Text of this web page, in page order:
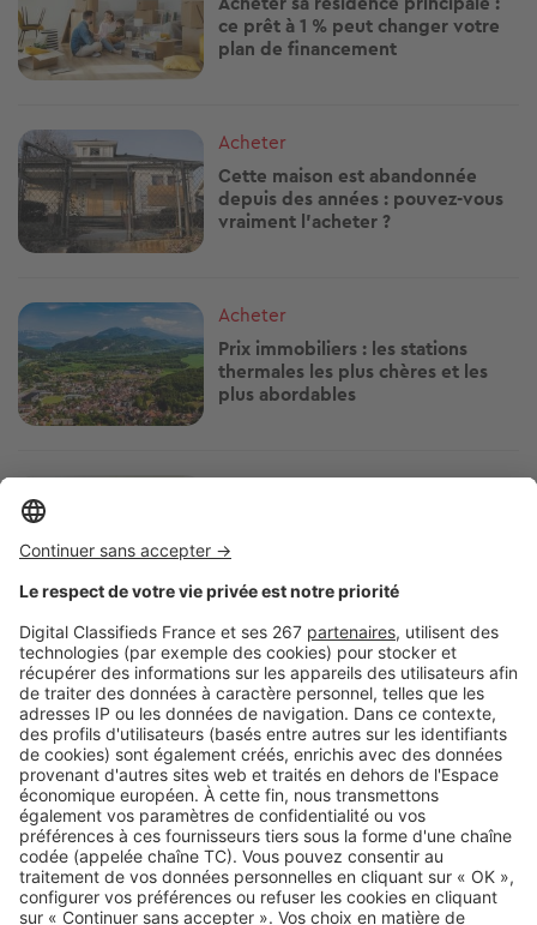
ce prêt à 1 % peut changer votre
plan de financement
Image
Acheter
Cette maison est abandonnée
depuis des années : pouvez-vous
vraiment l’acheter ?
Image
Acheter
Prix immobiliers : les stations
thermales les plus chères et les
plus abordables
Image
logement jusqu'à 50 % moins cher
: êtes-vous éligible ?